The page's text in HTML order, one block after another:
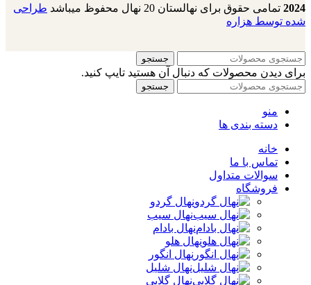
2024 تمامی حقوق برای نهالستان 20 نهال محفوظ میباشد
طراحی
شده توسط هزاره
جستجو
برای دیدن محصولات که دنبال آن هستید تایپ کنید.
جستجو
منو
دسته بندی ها
خانه
تماس با ما
سوالات متداول
فروشگاه
نهال گردو
نهال سیب
نهال بادام
نهال هلو
نهال انگور
نهال شلیل
نهال گلابی